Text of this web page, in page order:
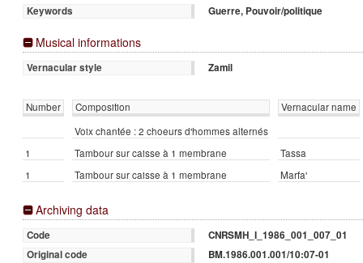
Keywords
Guerre, Pouvoir/politique
Musical informations
Vernacular style Zamil
Number Composition
Vernacular name
Voix chantée : 2 choeurs d'hommes alternés
1
Tambour sur caisse à 1 membrane
Tassa
1
Tambour sur caisse à 1 membrane Marfa'
Archiving data
Code
CNRSMH_I_1986_001_007_01
Original code
BM.1986.001.001/10:07-01